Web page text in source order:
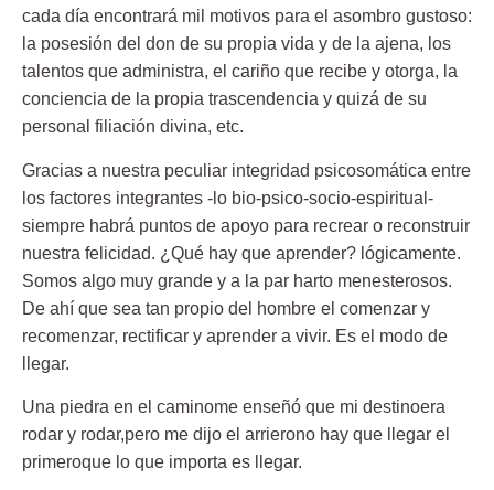
cada día encontrará mil motivos para el asombro gustoso:
la posesión del don de su propia vida y de la ajena, los
talentos que administra, el cariño que recibe y otorga, la
conciencia de la propia trascendencia y quizá de su
personal filiación divina, etc.
Gracias a nuestra peculiar integridad psicosomática entre
los factores integrantes -lo bio-psico-socio-espiritual-
siempre habrá puntos de apoyo para recrear o reconstruir
nuestra felicidad. ¿Qué hay que aprender? lógicamente.
Somos algo muy grande y a la par harto menesterosos.
De ahí que sea tan propio del hombre el comenzar y
recomenzar, rectificar y aprender a vivir. Es el modo de
llegar.
Una piedra en el caminome enseñó que mi destinoera
rodar y rodar,pero me dijo el arrierono hay que llegar el
primeroque lo que importa es llegar.